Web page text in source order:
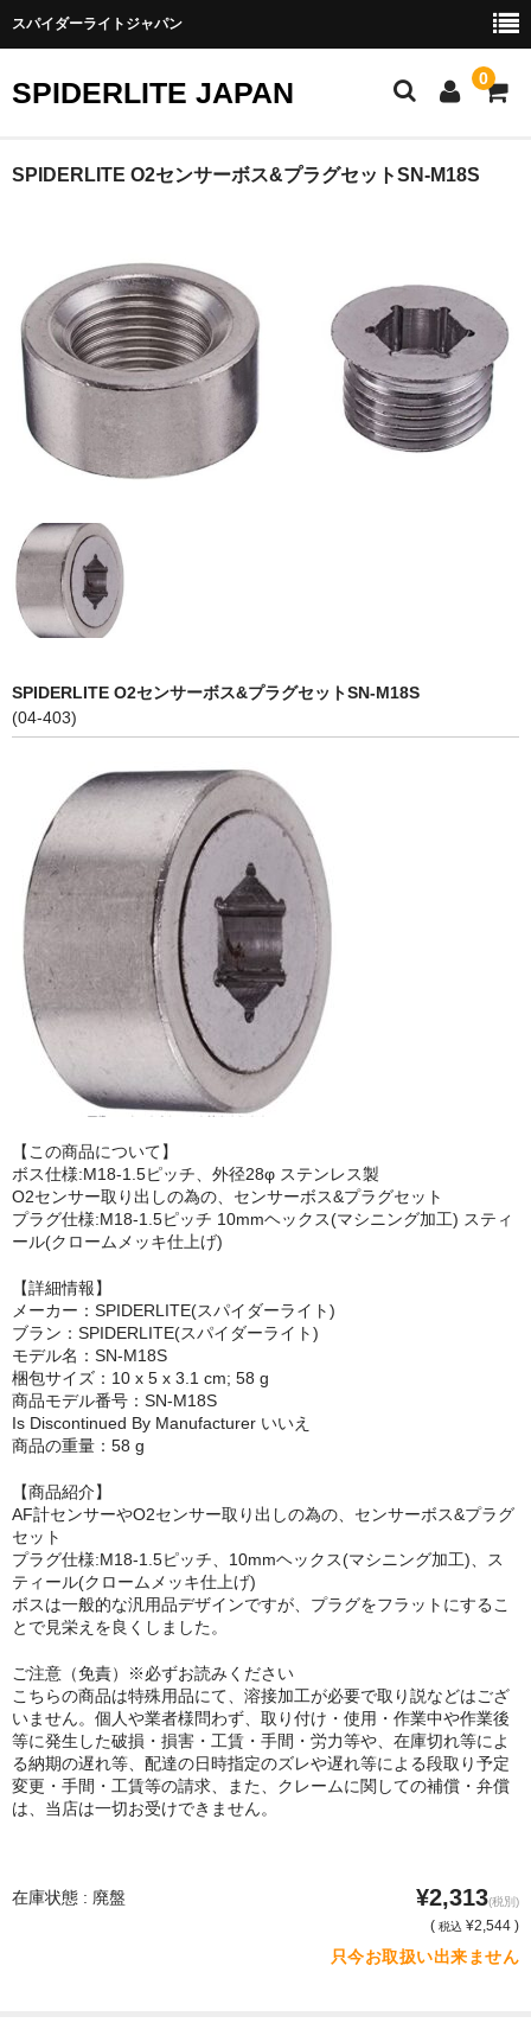
スパイダーライトジャパン
SPIDERLITE JAPAN 0
ホーム
DJ DEMIO
RX-8
FD3S
その他雨宮商品
DEI製品
トラスト
LED商品
ホイルパーツ
エアロキャッチ
LINK JAPAN
FUNK MOTORSPORT
お問い合わせ
Contact form
Sitemap
SPIDERLITE O2センサーボス&プラグセットSN-M18S
SPIDERLITE O2センサーボス&プラグセットSN-M18S
(04-403)
【この商品について】
ボス仕様:M18-1.5ピッチ、外径28φ ステンレス製
O2センサー取り出しの為の、センサーボス&プラグセット
プラグ仕様:M18-1.5ピッチ 10mmヘックス(マシニング加工) スティ
ール(クロームメッキ仕上げ)
【詳細情報】
メーカー：‎SPIDERLITE(スパイダーライト)
ブラン：SPIDERLITE(スパイダーライト)
モデル名：SN-M18S
梱包サイズ：‎10 x 5 x 3.1 cm; 58 g
商品モデル番号：‎SN-M18S
Is Discontinued By Manufacturer ‎いいえ
商品の重量：58 g
【商品紹介】
AF計センサーやO2センサー取り出しの為の、センサーボス&プラグ
セット
プラグ仕様:M18-1.5ピッチ、10mmヘックス(マシニング加工)、ス
ティール(クロームメッキ仕上げ)
ボスは一般的な汎用品デザインですが、プラグをフラットにするこ
とで見栄えを良くしました。
ご注意（免責）※必ずお読みください
こちらの商品は特殊用品にて、溶接加工が必要で取り説などはござ
いません。個人や業者様問わず、取り付け・使用・作業中や作業後
等に発生した破損・損害・工賃・手間・労力等や、在庫切れ等によ
る納期の遅れ等、配達の日時指定のズレや遅れ等による段取り予定
変更・手間・工賃等の請求、また、クレームに関しての補償・弁償
は、当店は一切お受けできません。
在庫状態 : 廃盤 ¥2,313(税別)
( 税込 ¥2,544 )
只今お取扱い出来ません